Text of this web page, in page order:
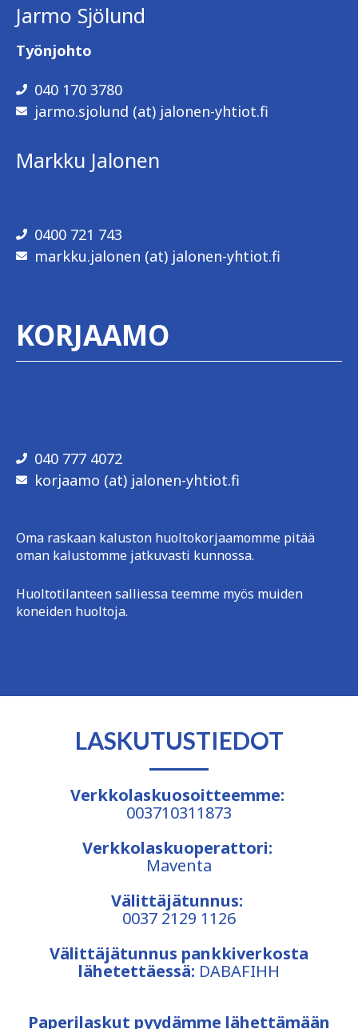
Jarmo Sjölund
Työnjohto
040 170 3780
jarmo.sjolund (at) jalonen-yhtiot.fi
Markku Jalonen
0400 721 743
markku.jalonen (at) jalonen-yhtiot.fi
KORJAAMO
040 777 4072
korjaamo (at) jalonen-yhtiot.fi
Oma raskaan kaluston huoltokorjaamomme pitää
oman kalustomme jatkuvasti kunnossa.
Huoltotilanteen salliessa teemme myös muiden
koneiden huoltoja.
LASKUTUSTIEDOT
Verkkolaskuosoitteemme:
003710311873
Verkkolaskuoperattori:
Maventa
Välittäjätunnus:
0037 2129 1126
Välittäjätunnus pankkiverkosta
lähetettäessä: DABAFIHH
Paperilaskut pyydämme lähettämään